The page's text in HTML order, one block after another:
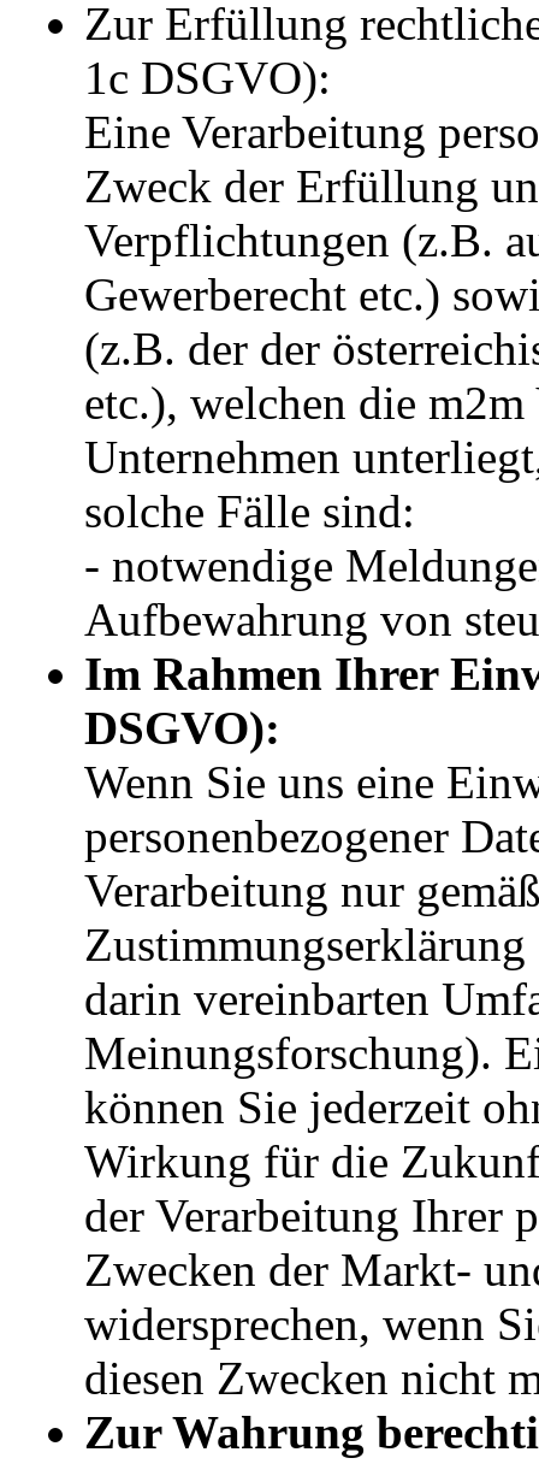
Zur Erfüllung
1c DSGVO):
Eine Verarbeitung
Zweck der Erfüllung
Verpflichtungen (z.B.
Gewerberecht etc.)
(z.B. der der
etc.), welchen die
Unternehmen
solche Fälle sind:
- notwendige
Aufbewahrung von
Im Rahmen Ihrer
DSGVO):
Wenn Sie uns eine
personenbezogener
Verarbeitung nur
darin vereinbarten
Meinungsforschung).
können Sie jederzeit
Wirkung für die
der Verarbeitung Ihrer
Zwecken der Markt-
widersprechen, wenn
diesen Zwecken nicht
Zur Wahrung